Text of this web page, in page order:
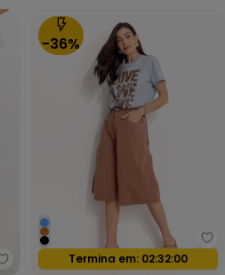
Quintess - Jorts Jeans Preto
-36%
Oferta relâmpago
Termina em: 02:31:58